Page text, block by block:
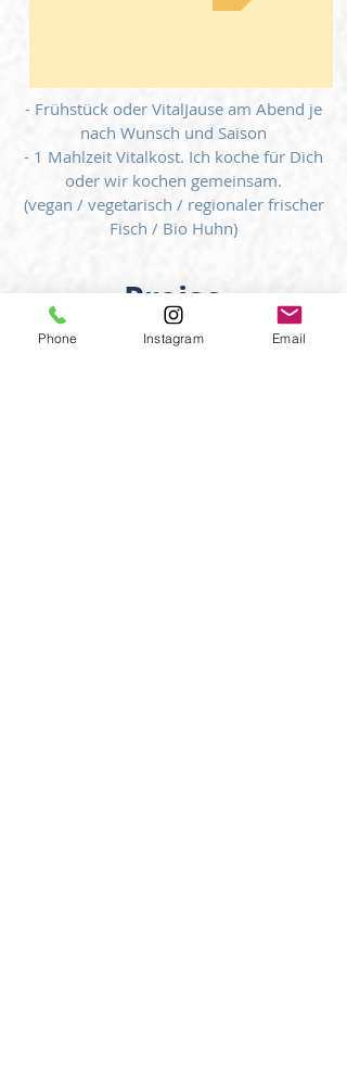
- Frühstück oder VitalJause am Abend je
nach Wunsch und Saison
- 1 Mahlzeit Vitalkost. Ich koche für Dich
oder wir kochen gemeinsam.
(vegan / vegetarisch / regionaler frischer
Fisch / Bio Huhn)
Preise
auf Anfrage und nach Vereinbarung
Phone Instagram Email